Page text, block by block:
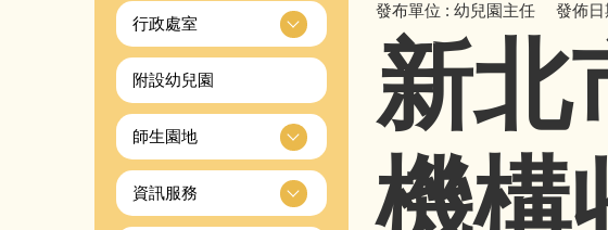
行政處室
附設幼兒園
師生園地
資訊服務
發布單位 : 幼兒園主任 發佈日
新北
機構